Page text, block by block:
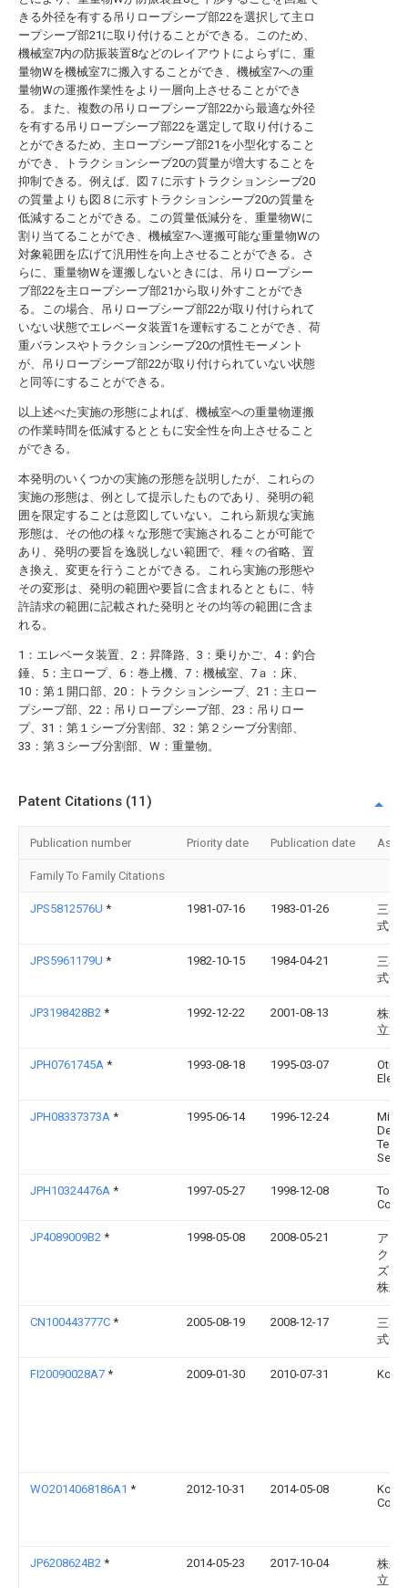
きる外径を有する吊りロープシーブ部22を選択して主ロ
ープシーブ部21に取り付けることができる。このため、
機械室7内の防振装置8などのレイアウトによらずに、重
量物Wを機械室7に搬入することができ、機械室7への重
量物Wの運搬作業性をより一層向上させることができ
る。また、複数の吊りロープシーブ部22から最適な外径
を有する吊りロープシーブ部22を選定して取り付けるこ
とができるため、主ロープシーブ部21を小型化すること
ができ、トラクションシーブ20の質量が増大することを
抑制できる。例えば、図７に示すトラクションシーブ20
の質量よりも図８に示すトラクションシーブ20の質量を
低減することができる。この質量低減分を、重量物Wに
割り当てることができ、機械室7へ運搬可能な重量物Wの
対象範囲を広げて汎用性を向上させることができる。さ
らに、重量物Wを運搬しないときには、吊りロープシー
ブ部22を主ロープシーブ部21から取り外すことができ
る。この場合、吊りロープシーブ部22が取り付けられて
いない状態でエレベータ装置1を運転することができ、荷
重バランスやトラクションシーブ20の慣性モーメント
が、吊りロープシーブ部22が取り付けられていない状態
と同等にすることができる。
以上述べた実施の形態によれば、機械室への重量物運搬
の作業時間を低減するとともに安全性を向上させること
ができる。
本発明のいくつかの実施の形態を説明したが、これらの
実施の形態は、例として提示したものであり、発明の範
囲を限定することは意図していない。これら新規な実施
形態は、その他の様々な形態で実施されることが可能で
あり、発明の要旨を逸脱しない範囲で、種々の省略、置
き換え、変更を行うことができる。これら実施の形態や
その変形は、発明の範囲や要旨に含まれるとともに、特
許請求の範囲に記載された発明とその均等の範囲に含ま
れる。
1：エレベータ装置、2：昇降路、3：乗りかご、4：釣合
錘、5：主ロープ、6：巻上機、7：機械室、7ａ：床、
10：第１開口部、20：トラクションシーブ、21：主ロー
プシーブ部、22：吊りロープシーブ部、23：吊りロー
プ、31：第１シーブ分割部、32：第２シーブ分割部、
33：第３シーブ分割部、W：重量物。
Patent Citations (11)
Publication number Priority date Publication date
Family To Family Citations
JPS5812576U * 1981-07-16 1983-01-26
三菱
式会
JPS5961179U * 1982-10-15 1984-04-21
三菱
式会
JP3198428B2 * 1992-12-22 2001-08-13
株式
立製
JPH0761745A * 1993-08-18 1995-03-07
Otis
JPH08337373A * 1995-06-14 1996-12-24
JPH10324476A * 1997-05-27 1998-12-08
Corp
JP4089009B2 * 1998-05-08 2008-05-21
アシ
クノ
ズ ジ
株式
CN100443777C * 2005-08-19 2008-12-17
三菱
式会
FI20090028A7 * 2009-01-30 2010-07-31 Kone
WO2014068186A1 * 2012-10-31 2014-05-08
Kone
JP6208624B2 * 2014-05-23 2017-10-04
株式
立ビ